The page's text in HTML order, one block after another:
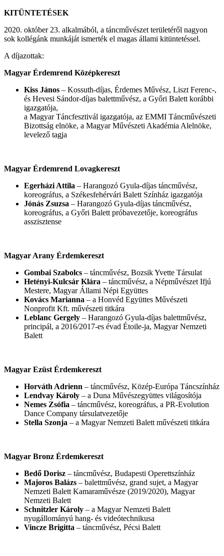
KITÜNTETÉSEK
2020. október 23. alkalmából, a táncművészet területéről nagyon
sok kollégánk munkáját ismerték el magas állami kitüntetéssel.
A díjazottak:
Magyar Érdemrend Középkereszt
Kiss János – Kossuth-díjas, Érdemes Művész, Liszt Ferenc-,
és Hevesi Sándor-díjas balettművész, a Győri Balett korábbi
igazgatója,
a Magyar Táncfesztivál igazgatója, az EMMI Táncművészeti
Bizottság elnöke, a Magyar Művészeti Akadémia Alelnöke,
levelező tagja
Magyar Érdemrend Lovagkereszt
Egerházi Attila – Harangozó Gyula-díjas táncművész,
koreográfus, a Székesfehérvári Balett Színház igazgatója
Jónás Zsuzsa – Harangozó Gyula-díjas táncművész,
koreográfus, a Győri Balett próbavezetője, koreográfus
asszisztense
Magyar Arany Érdemkereszt
Gombai Szabolcs – táncművész, Bozsik Yvette Társulat
Hetényi-Kulcsár Klára – táncművész, a Népművészet Ifjú
Mestere, Magyar Állami Népi Együttes
Kovács Marianna – a Honvéd Együttes Művészeti
Nonprofit Kft. művészeti titkára
Leblanc Gergely – Harangozó Gyula-díjas balettművész,
principál, a 2016/2017-es évad Étoile-ja, Magyar Nemzeti
Balett
Magyar Ezüst Érdemkereszt
Horváth Adrienn – táncművész, Közép-Európa Táncszínház
Lendvay Károly – a Duna Művészegyüttes világosítója
Nemes Zsófia – táncművész, koreográfus, a PR-Evolution
Dance Company társulatvezetője
Stella Szonja – a Magyar Nemzeti Balett művészeti titkára
Magyar Bronz Érdemkereszt
Bedő Dorisz – táncművész, Budapesti Operettszínház
Majoros Balázs – balettművész, grand sujet, a Magyar
Nemzeti Balett Kamaraművésze (2019/2020), Magyar
Nemzeti Balett
Schnitzler Károly – a Magyar Nemzeti Balett
nyugállományú hang- és videótechnikusa
Vincze Brigitta – táncművész, Pécsi Balett